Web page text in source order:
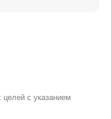
с указанием